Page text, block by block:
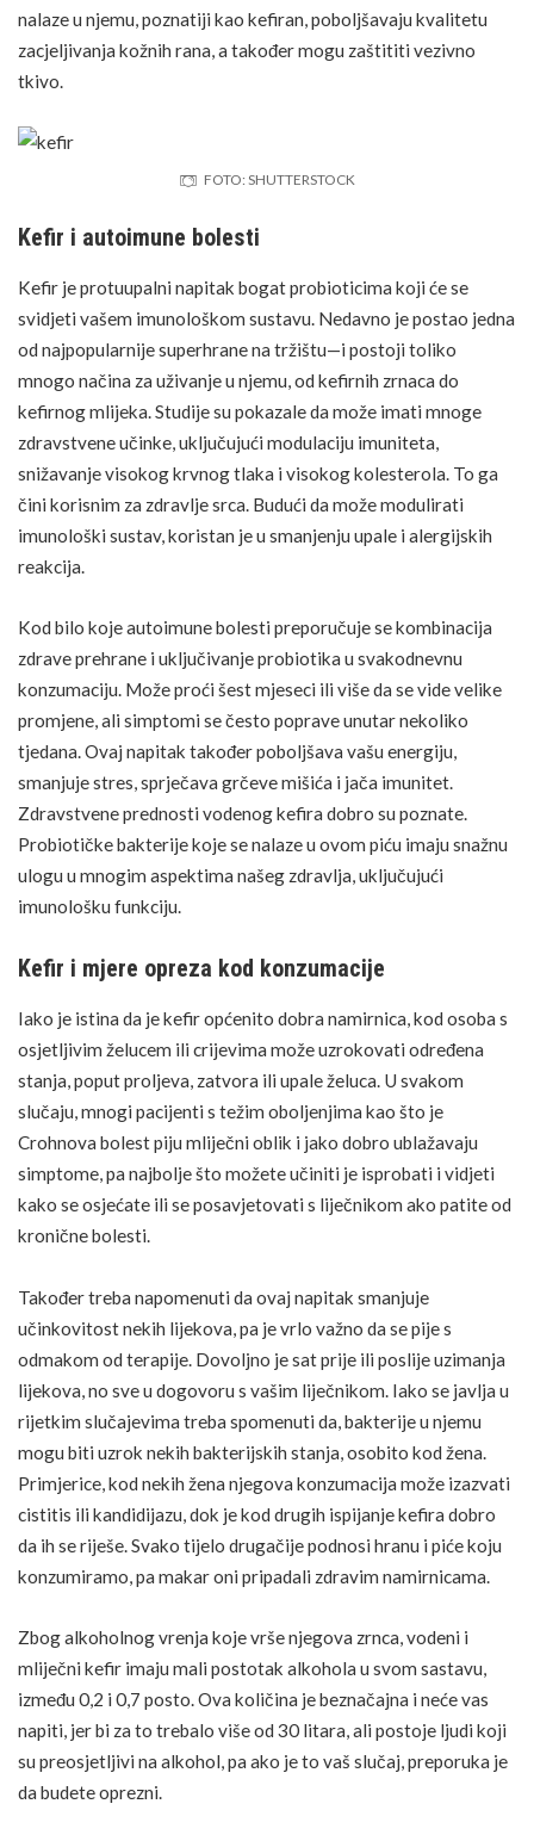
nalaze u njemu, poznatiji kao kefiran, poboljšavaju kvalitetu
zacjeljivanja kožnih rana , a također mogu zaštititi vezivno
tkivo.
FOTO: SHUTTERSTOCK
Kefir i autoimune bolesti
Kefir je protuupalni napitak bogat probioticima koji će se
svidjeti vašem imunološkom sustavu. Nedavno je postao jedna
od najpopularnije superhrane na tržištu—i postoji toliko
mnogo načina za uživanje u njemu, od kefirnih zrnaca do
kefirnog mlijeka. Studije su pokazale da može imati mnoge
zdravstvene učinke, uključujući modulaciju imuniteta,
snižavanje visokog krvnog tlaka i visokog kolesterola. To ga
čini korisnim za zdravlje srca. Budući da može modulirati
imunološki sustav, koristan je u smanjenju upale i alergijskih
reakcija.
Kod bilo kojeautoimune bolesti preporučuje se kombinacija
zdrave prehrane i uključivanje probiotika u svakodnevnu
konzumaciju. Može proći šest mjeseci ili više da se vide velike
promjene, ali simptomi se često poprave unutar nekoliko
tjedana. Ovaj napitak također poboljšava vašu energiju,
smanjujestres, sprječava grčeve mišića i jača imunitet.
Zdravstvene prednosti vodenog kefira dobro su poznate.
Probiotičke bakterije koje se nalaze u ovom piću imaju snažnu
ulogu u mnogim aspektima našeg zdravlja, uključujući
imunološku funkciju.
Kefir i mjere opreza kod konzumacije
Iako je istina da je kefir općenito dobra namirnica, kod osoba s
osjetljivim želucem ili crijevima može uzrokovati određena
stanja, poput proljeva, zatvora ili upale želuca. U svakom
slučaju, mnogi pacijenti s težim oboljenjima kao što je
Crohnova bolestpiju mliječni oblik i jako dobro ublažavaju
simptome, pa najbolje što možete učiniti je isprobati i vidjeti
kako se osjećate ili se posavjetovati s liječnikom ako patite od
kronične bolesti.
Također treba napomenuti da ovaj napitak smanjuje
učinkovitost nekih lijekova, pa je vrlo važno da se pije s
odmakom od terapije. Dovoljno je sat prije ili poslije uzimanja
lijekova, no sve u dogovoru s vašim liječnikom. Iako se javlja u
rijetkim slučajevima treba spomenuti da, bakterije u njemu
mogu biti uzrok nekih bakterijskih stanja, osobito kod žena.
Primjerice, kod nekih žena njegova konzumacija može izazvati
cistitis ili kandidijazu, dok je kod drugih ispijanje kefira dobro
da ih se riješe. Svako tijelo drugačije podnosi hranu i piće koju
konzumiramo, pa makar oni pripadali zdravim namirnicama.
Zbog alkoholnog vrenja koje vrše njegova zrnca, vodeni i
mliječni kefir imaju mali postotak alkohola u svom sastavu,
između 0,2 i 0,7 posto. Ova količina je beznačajna i neće vas
napiti, jer bi za to trebalo više od 30 litara, ali postoje ljudi koji
su preosjetljivi na alkohol, pa ako je to vaš slučaj, preporuka je
da budete oprezni.